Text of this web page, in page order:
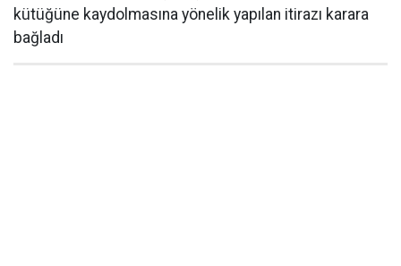
kütüğüne kaydolmasına yönelik yapılan itirazı karara
bağladı